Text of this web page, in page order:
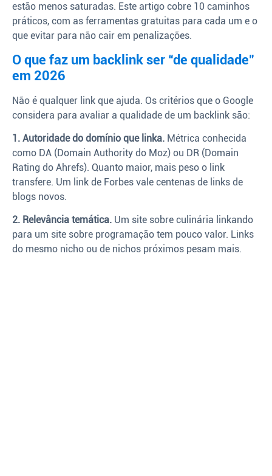
estão menos saturadas. Este artigo cobre 10 caminhos
práticos, com as ferramentas gratuitas para cada um e o
que evitar para não cair em penalizações.
O que faz um backlink ser “de qualidade”
em 2026
Não é qualquer link que ajuda. Os critérios que o Google
considera para avaliar a qualidade de um backlink são:
1. Autoridade do domínio que linka. Métrica conhecida
como DA (Domain Authority do Moz) ou DR (Domain
Rating do Ahrefs). Quanto maior, mais peso o link
transfere. Um link de Forbes vale centenas de links de
blogs novos.
2. Relevância temática. Um site sobre culinária linkando
para um site sobre programação tem pouco valor. Links
do mesmo nicho ou de nichos próximos pesam mais.